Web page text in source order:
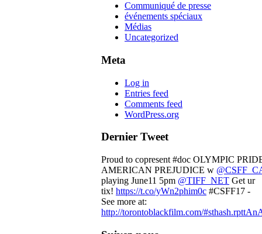
Communiqué de presse
événements spéciaux
Médias
Uncategorized
Meta
Log in
Entries feed
Comments feed
WordPress.org
Dernier Tweet
Proud to copresent #doc OLYMPIC
AMERICAN PREJUDICE w
playing June11 5pm @TIFF_NET Get ur
tix! https://t.co/yWn2phim0c #CSFF17 -
See more at:
http://torontoblackfilm.com/